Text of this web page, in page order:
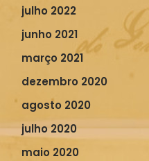
julho 2022
junho 2021
março 2021
dezembro 2020
agosto 2020
julho 2020
maio 2020